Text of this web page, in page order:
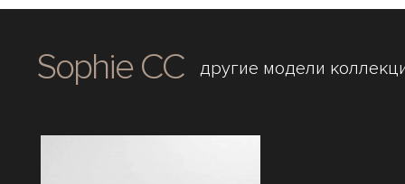
Sophie CC другие модели